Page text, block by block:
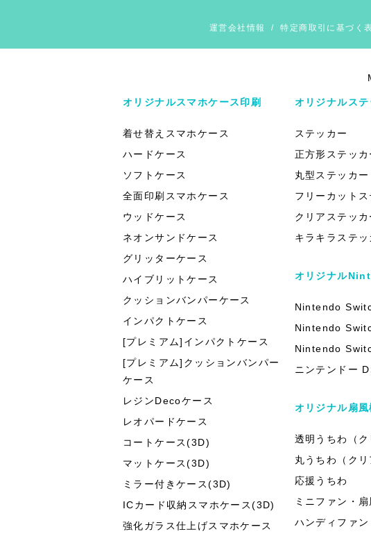
運営会社情報 /特定商取引に基づく
オリジナルスマホケース印刷
着せ替えスマホケース
ハードケース
ソフトケース
全面印刷スマホケース
ウッドケース
ネオンサンドケース
グリッターケース
ハイブリットケース
クッションバンパーケース
インパクトケース
[プレミアム]インパクトケース
[プレミアム]クッションバンパー
ケース
レジンDecoケース
レオパードケース
コートケース(3D)
マットケース(3D)
ミラー付きケース(3D)
ICカード収納スマホケース(3D)
強化ガラス仕上げスマホケース
オリジナルステ
ステッカー
正方形ステッカ
丸型ステッカー
フリーカット
クリアステッカ
キラキラステッ
オリジナル
Nintendo
Nintendo
Nintendo
ニンテンドー
オリジナル扇
透明うちわ（ク
丸うちわ（クリ
応援うちわ
ミニファン・
ハンディファン